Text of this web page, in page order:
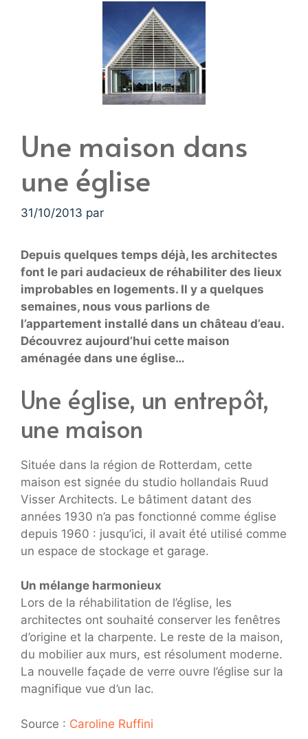
Une maison dans
une église
31/10/2013 par
Depuis quelques temps déjà, les architectes
font le pari audacieux de réhabiliter des lieux
improbables en logements. Il y a quelques
semaines, nous vous parlions de
l’appartement installé dans un château d’eau.
Découvrez aujourd’hui cette maison
aménagée dans une église…
Une église, un entrepôt,
une maison
Située dans la région de Rotterdam, cette
maison est signée du studio hollandais Ruud
Visser Architects. Le bâtiment datant des
années 1930 n’a pas fonctionné comme église
depuis 1960 : jusqu’ici, il avait été utilisé comme
un espace de stockage et garage.
Un mélange harmonieux
Lors de la réhabilitation de l’église, les
architectes ont souhaité conserver les fenêtres
d’origine et la charpente. Le reste de la maison,
du mobilier aux murs, est résolument moderne.
La nouvelle façade de verre ouvre l’église sur la
magnifique vue d’un lac.
Source : Caroline Ruffini